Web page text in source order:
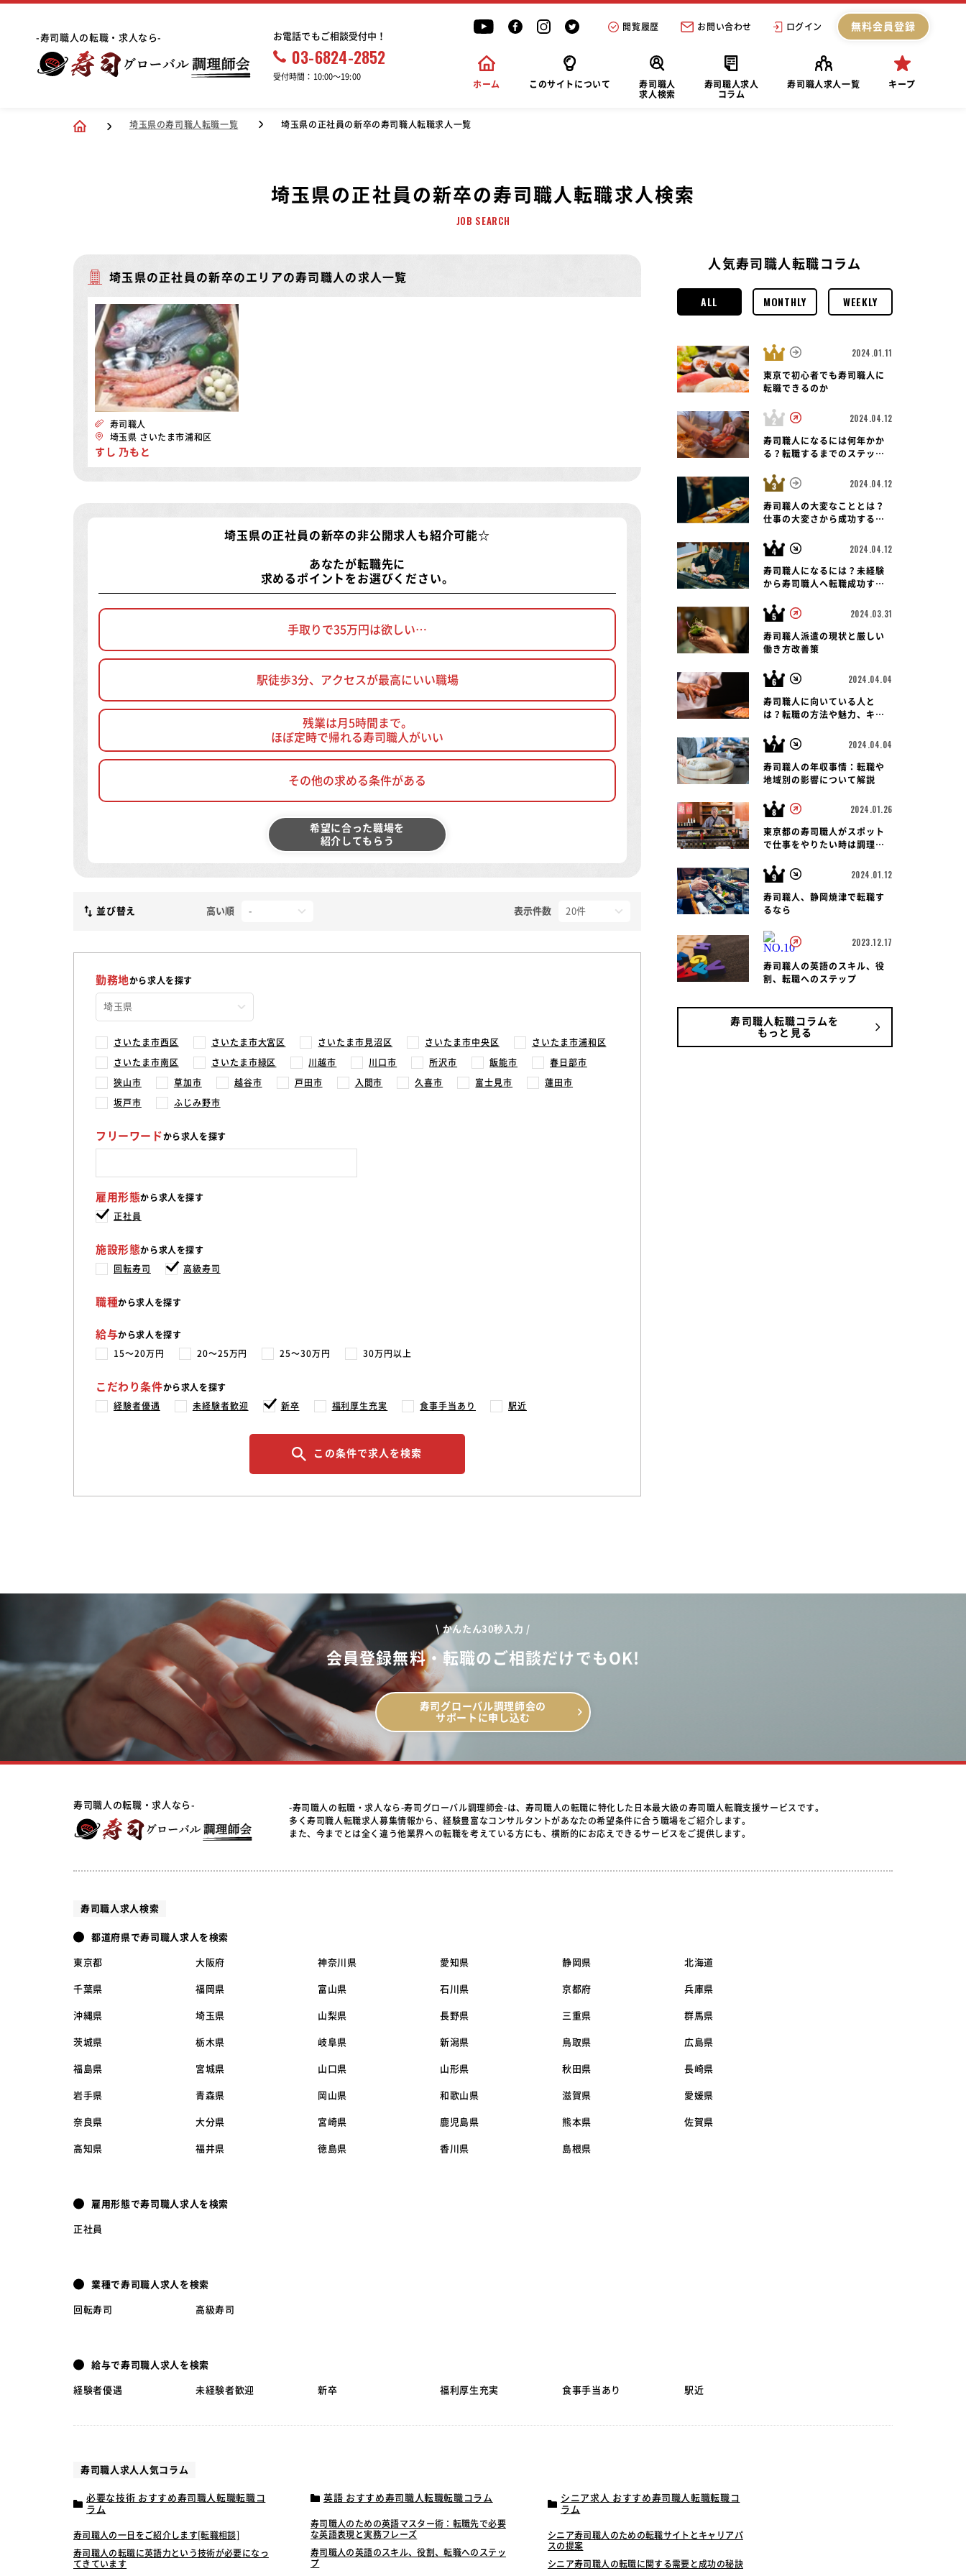
-寿司職人の転職・求人なら- お電話でもご相談受付中！
03-6824-2852
受付時間：10:00〜19:00
閲覧履歴 お問い合わせ ログイン 無料会員登録
ホーム このサイトについて
寿司職人
求人検索
寿司職人求人
コラム
寿司職人求人一覧 キープ
埼玉県の寿司職人転職一覧 埼玉県の正社員の新卒の寿司職人転職求人一覧
埼玉県の正社員の新卒の寿司職人転職求人検索
JOB SEARCH
埼玉県の正社員の新卒のエリアの寿司職人の求人一覧
寿司職人
埼玉県 さいたま市浦和区
すし 乃もと
埼玉県の正社員の新卒の非公開求人 も紹介可能☆
あなたが転職先に
求めるポイントをお選びください。
手取りで35万円は欲しい…
駅徒歩3分、アクセスが最高にいい職場
残業は月5時間まで。
ほぼ定時で帰れる寿司職人がいい
その他の求める条件がある
希望に合った職場を
紹介してもらう
並び替え 高い順 表示件数
勤務地から求人を探す
さいたま市西区 さいたま市大宮区 さいたま市見沼区 さいたま市中央区 さいたま市浦和区
さいたま市南区 さいたま市緑区 川越市 川口市 所沢市 飯能市 春日部市
狭山市 草加市 越谷市 戸田市 入間市 久喜市 富士見市 蓮田市
坂戸市 ふじみ野市
フリーワードから求人を探す
雇用形態から求人を探す
正社員
施設形態から求人を探す
回転寿司 高級寿司
職種から求人を探す
給与から求人を探す
15〜20万円 20〜25万円 25〜30万円 30万円以上
こだわり条件から求人を探す
経験者優遇 未経験者歓迎 新卒 福利厚生充実 食事手当あり 駅近
この条件で求人を検索
人気寿司職人転職コラム
ALL MONTHLY WEEKLY
2024.01.11
東京で初心者でも寿司職人に
転職できるのか
2024.04.12
寿司職人になるには何年かか
る？転職するまでのステップ
2024.04.12
寿司職人の大変なこととは？
仕事の大変さから成功する転
2024.04.12
寿司職人になるには？未経験
から寿司職人へ転職成功する
2024.03.31
寿司職人派遣の現状と厳しい
働き方改善策
2024.04.04
寿司職人に向いている人と
は？転職の方法や魅力、キャ
説！
2024.04.04
寿司職人の年収事情：転職や
地域別の影響について解説
2024.01.26
東京都の寿司職人がスポット
で仕事をやりたい時は調理師
2024.01.12
寿司職人、静岡焼津で転職す
るなら
2023.12.17
寿司職人の英語のスキル、役
割、転職へのステップ
寿司職人転職コラムを
もっと見る
\ かんたん30秒入力 /
会員登録無料・転職のご相談だけでもOK!
寿司グローバル調理師会の
サポートに申し込む
寿司職人の転職・求人なら-
-寿司職人の転職・求人なら-寿司グローバル調理師会-は、寿司職人の転職に特化した日本最大級の寿司職人転職支援サービスです。
多く寿司職人転職求人募集情報から、経験豊富なコンサルタントがあなたの希望条件に合う職場をご紹介します。
また、今までとは全く違う他業界への転職を考えている方にも、横断的にお応えできるサービスをご提供します。
寿司職人求人検索
都道府県で寿司職人求人を検索
東京都 大阪府 神奈川県 愛知県 静岡県 北海道
千葉県 福岡県 富山県 石川県 京都府 兵庫県
沖縄県 埼玉県 山梨県 長野県 三重県 群馬県
茨城県 栃木県 岐阜県 新潟県 鳥取県 広島県
福島県 宮城県 山口県 山形県 秋田県 長崎県
岩手県 青森県 岡山県 和歌山県 滋賀県 愛媛県
奈良県 大分県 宮崎県 鹿児島県 熊本県 佐賀県
高知県 福井県 徳島県 香川県 島根県
雇用形態で寿司職人求人を検索
正社員
業種で寿司職人求人を検索
回転寿司 高級寿司
給与で寿司職人求人を検索
経験者優遇 未経験者歓迎 新卒 福利厚生充実 食事手当あり 駅近
寿司職人求人人気コラム
必要な技術 おすすめ寿司職人転職転職コ
ラム
寿司職人の一日をご紹介します[転職相談]
寿司職人の転職に英語力という技術が必要になっ
てきています
英語 おすすめ寿司職人転職転職コラム
寿司職人のための英語マスター術：転職先で必要
な英語表現と実務フレーズ
寿司職人の英語のスキル、役割、転職へのステッ
プ
シニア求人 おすすめ寿司職人転職転職コ
ラム
シニア寿司職人のための転職サイトとキャリアパ
スの提案
シニア寿司職人の転職に関する需要と成功の秘訣